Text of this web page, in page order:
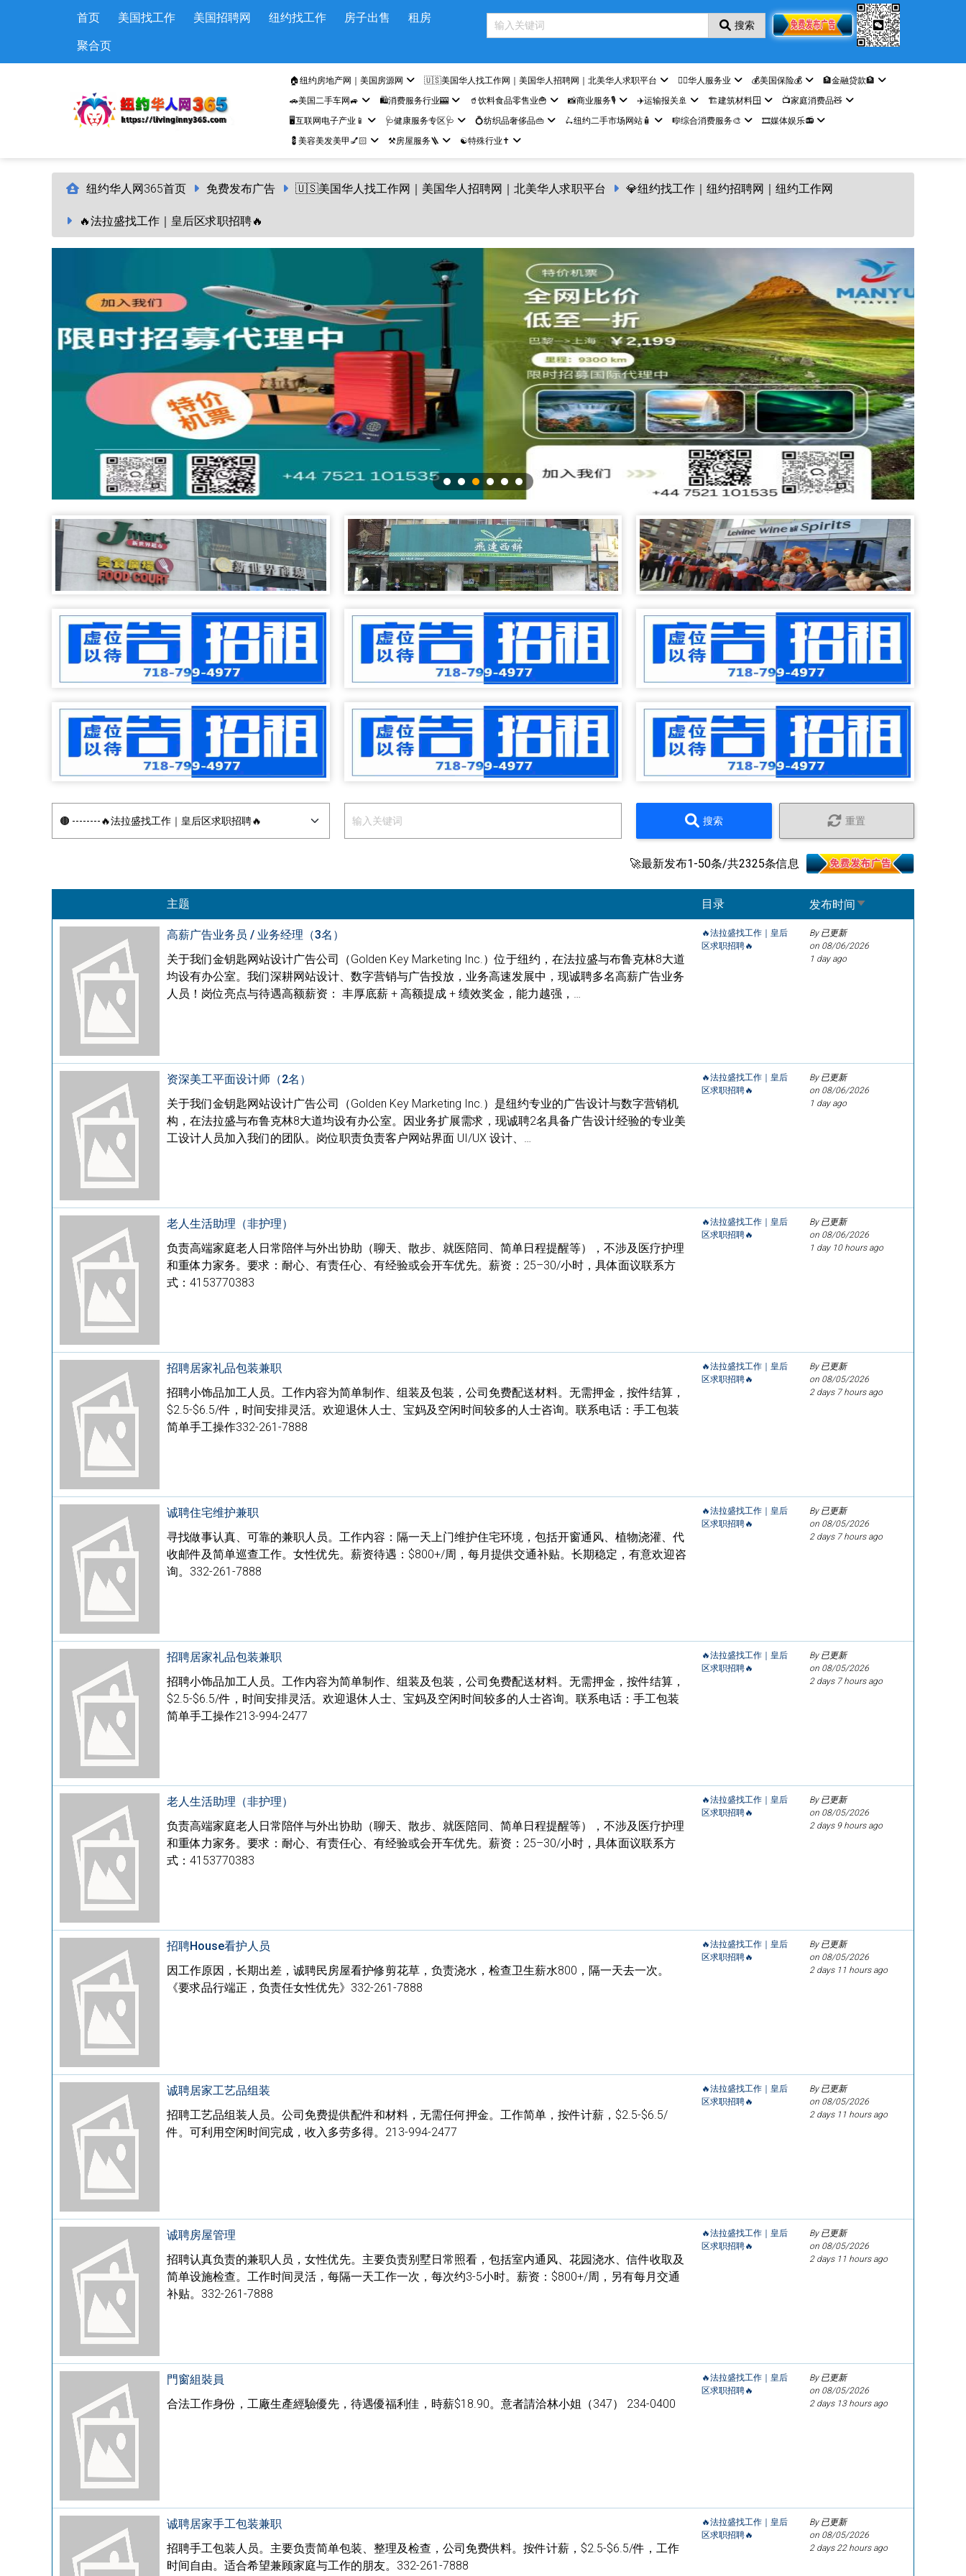
首页 美国找工作 美国招聘网 纽约找工作 房子出售 租房
聚合页
搜索
🏠纽约房地产网｜美国房源网 🇺🇸美国华人找工作网｜美国华人招聘网｜北美华人求职平台 🤵‍♀️华人服务业 💰美国保险💰
🏦金融贷款🏦
🚗美国二手车网🚙
🛍️消费服务行业🎰 🥤饮料食品零售业🍟 📸商业服务🎙️ ✈️运输报关🚢 🏗️建筑材料🪟
📺家庭消费品🧸
🖥️互联网电子产业📱
🩺健康服务专区🩺 💍纺织品奢侈品👜 🛴纽约二手市场网站🧴 🎼综合消费服务🎨
🎞️媒体娱乐📻
💈美容美发美甲💅🏻
⚒️房屋服务🪜 ☯️特殊行业✝️
纽约华人网365首页 免费发布广告 🇺🇸美国华人找工作网｜美国华人招聘网｜北美华人求职平台 💎纽约找工作｜纽约招聘网｜纽约工作网
🔥法拉盛找工作｜皇后区求职招聘🔥
搜索 重置
🚀最新发布1-50条/共2325条信息
主题 目录 发布时间Sort ascending
高薪广告业务员 / 业务经理（3名）
关于我们金钥匙网站设计广告公司（Golden Key Marketing Inc.）位于纽约，在法拉盛与布鲁克林8大道
均设有办公室。我们深耕网站设计、数字营销与广告投放，业务高速发展中，现诚聘多名高薪广告业务
人员！岗位亮点与待遇高额薪资： 丰厚底薪 + 高额提成 + 绩效奖金，能力越强，…
🔥法拉盛找工作｜皇后
区求职招聘🔥
By 已更新
on 08/06/2026
1 day ago
资深美工平面设计师（2名）
关于我们金钥匙网站设计广告公司（Golden Key Marketing Inc.）是纽约专业的广告设计与数字营销机
构，在法拉盛与布鲁克林8大道均设有办公室。因业务扩展需求，现诚聘2名具备广告设计经验的专业美
工设计人员加入我们的团队。岗位职责负责客户网站界面 UI/UX 设计、…
🔥法拉盛找工作｜皇后
区求职招聘🔥
By 已更新
on 08/06/2026
1 day ago
老人生活助理（非护理）
负责高端家庭老人日常陪伴与外出协助（聊天、散步、就医陪同、简单日程提醒等），不涉及医疗护理
和重体力家务。要求：耐心、有责任心、有经验或会开车优先。薪资：25–30/小时，具体面议联系方
式：4153770383
🔥法拉盛找工作｜皇后
区求职招聘🔥
By 已更新
on 08/06/2026
1 day 10 hours ago
招聘居家礼品包装兼职
招聘小饰品加工人员。工作内容为简单制作、组装及包装，公司免费配送材料。无需押金，按件结算，
$2.5-$6.5/件，时间安排灵活。欢迎退休人士、宝妈及空闲时间较多的人士咨询。联系电话：手工包装
简单手工操作332-261-7888
🔥法拉盛找工作｜皇后
区求职招聘🔥
By 已更新
on 08/05/2026
2 days 7 hours ago
诚聘住宅维护兼职
寻找做事认真、可靠的兼职人员。工作内容：隔一天上门维护住宅环境，包括开窗通风、植物浇灌、代
收邮件及简单巡查工作。女性优先。薪资待遇：$800+/周，每月提供交通补贴。长期稳定，有意欢迎咨
询。332-261-7888
🔥法拉盛找工作｜皇后
区求职招聘🔥
By 已更新
on 08/05/2026
2 days 7 hours ago
招聘居家礼品包装兼职
招聘小饰品加工人员。工作内容为简单制作、组装及包装，公司免费配送材料。无需押金，按件结算，
$2.5-$6.5/件，时间安排灵活。欢迎退休人士、宝妈及空闲时间较多的人士咨询。联系电话：手工包装
简单手工操作213-994-2477
🔥法拉盛找工作｜皇后
区求职招聘🔥
By 已更新
on 08/05/2026
2 days 7 hours ago
老人生活助理（非护理）
负责高端家庭老人日常陪伴与外出协助（聊天、散步、就医陪同、简单日程提醒等），不涉及医疗护理
和重体力家务。要求：耐心、有责任心、有经验或会开车优先。薪资：25–30/小时，具体面议联系方
式：4153770383
🔥法拉盛找工作｜皇后
区求职招聘🔥
By 已更新
on 08/05/2026
2 days 9 hours ago
招聘House看护人员
因工作原因，长期出差，诚聘民房屋看护修剪花草，负责浇水，检查卫生薪水800，隔一天去一次。
《要求品行端正，负责任女性优先》332-261-7888
🔥法拉盛找工作｜皇后
区求职招聘🔥
By 已更新
on 08/05/2026
2 days 11 hours ago
诚聘居家工艺品组装
招聘工艺品组装人员。公司免费提供配件和材料，无需任何押金。工作简单，按件计薪，$2.5-$6.5/
件。可利用空闲时间完成，收入多劳多得。213-994-2477
🔥法拉盛找工作｜皇后
区求职招聘🔥
By 已更新
on 08/05/2026
2 days 11 hours ago
诚聘房屋管理
招聘认真负责的兼职人员，女性优先。主要负责别墅日常照看，包括室内通风、花园浇水、信件收取及
简单设施检查。工作时间灵活，每隔一天工作一次，每次约3-5小时。薪资：$800+/周，另有每月交通
补贴。332-261-7888
🔥法拉盛找工作｜皇后
区求职招聘🔥
By 已更新
on 08/05/2026
2 days 11 hours ago
門窗組裝員
合法工作身份，工廠生產經驗優先，待遇優福利佳，時薪$18.90。意者請洽林小姐（347） 234-0400
🔥法拉盛找工作｜皇后
区求职招聘🔥
By 已更新
on 08/05/2026
2 days 13 hours ago
诚聘居家手工包装兼职
招聘手工包装人员。主要负责简单包装、整理及检查，公司免费供料。按件计薪，$2.5-$6.5/件，工作
时间自由。适合希望兼顾家庭与工作的朋友。332-261-7888
🔥法拉盛找工作｜皇后
区求职招聘🔥
By 已更新
on 08/05/2026
2 days 22 hours ago